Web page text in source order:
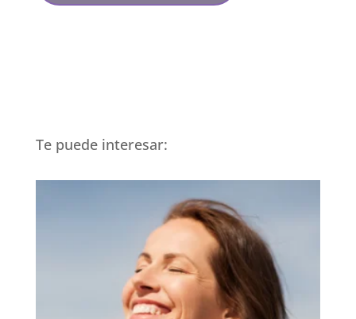
Te puede interesar: